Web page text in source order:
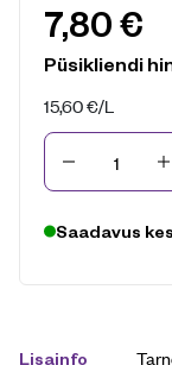
7,80€
Püsikliendi
15,60€/L
Kogus
Saadavus
Lisainfo